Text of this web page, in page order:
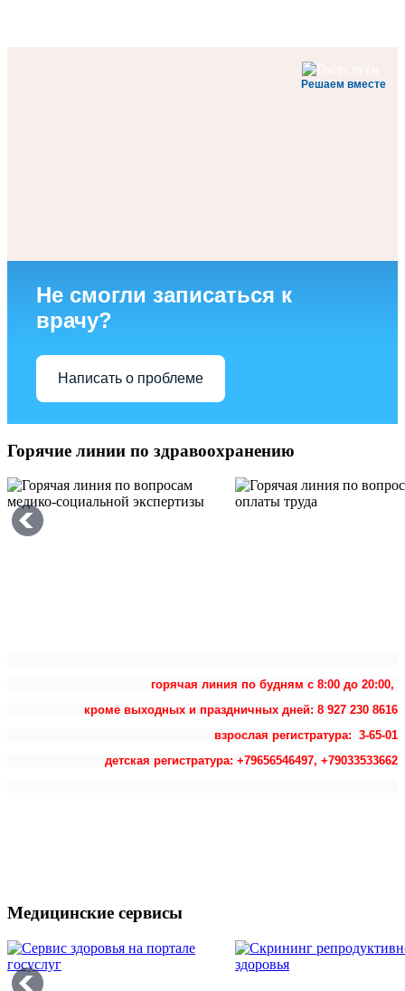
Решаем вместе
Не смогли записаться к
врачу?
Написать о проблеме
Горячие линии по здравоохранению
горячая линия по будням с 8:00 до 20:00,
кроме выходных и праздничных дней: 8 927 230 8616
взрослая регистратура: 3-65-01
детская регистратура: +79656546497, +79033533662
Медицинские сервисы